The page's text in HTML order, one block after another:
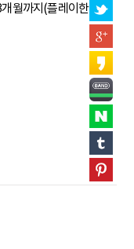
월까지(플레이한